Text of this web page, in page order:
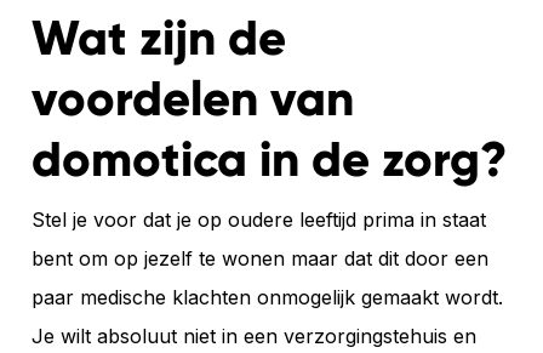
Wat zijn de
voordelen van
domotica in de zorg?
Stel je voor dat je op oudere leeftijd prima in staat
bent om op jezelf te wonen maar dat dit door een
paar medische klachten onmogelijk gemaakt wordt.
Je wilt absoluut niet in een verzorgingstehuis en